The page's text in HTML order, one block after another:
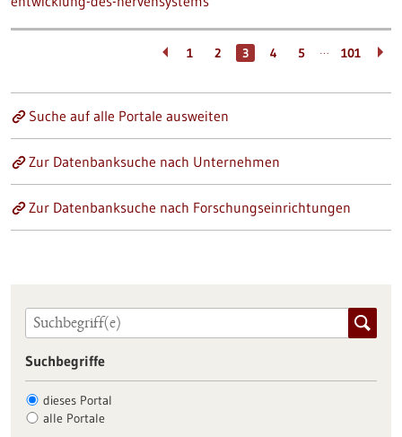
1 2 3 4 5 … 101
Suche auf alle Portale ausweiten
Zur Datenbanksuche nach Unternehmen
Zur Datenbanksuche nach Forschungseinrichtungen
Suchbegriffe
dieses Portal
alle Portale